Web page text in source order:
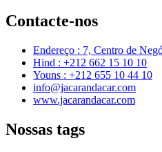
Contacte-nos
Endereço : 7, Centro de
Hind : +212 662 15 10 10
Youns : +212 655 10 44 10
info@jacarandacar.com
www.jacarandacar.com
Nossas tags